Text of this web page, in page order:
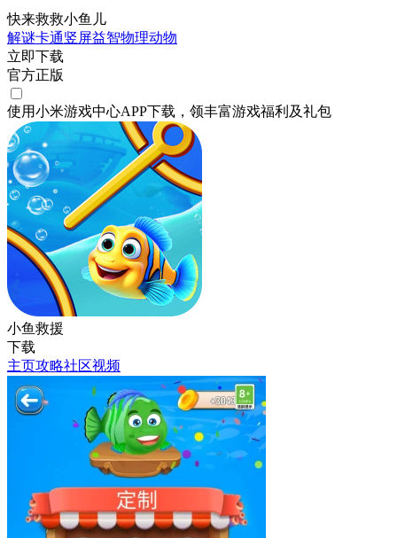
快来救救小鱼儿
解谜卡通竖屏益智物理动物
立即下载
官方正版
使用小米游戏中心APP下载 ，领丰富游戏福利 及礼包
小鱼救援
下载
主页攻略社区视频